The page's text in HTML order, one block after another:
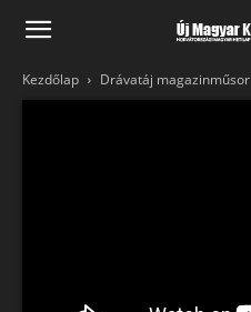
Kezdőlap Drávatáj magazinműsor